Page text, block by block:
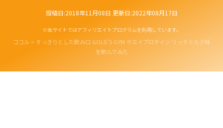
投稿日:2018年11月08日 更新日:2022年08月17日
※当サイトではアフィリエイトプログラムを利用しています。
ココル > すっきりとした飲み口 GOLD’S GYM ホエイプロテイン リッチミルク味
を飲んでみた